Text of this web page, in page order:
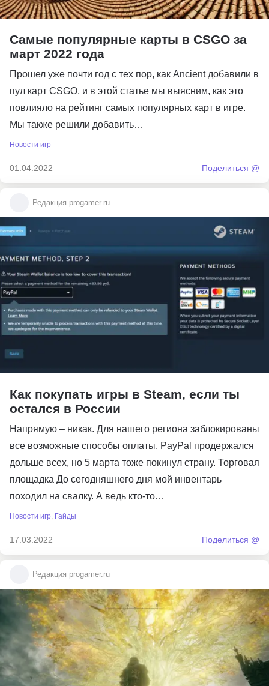
Самые популярные карты в CSGO за
март 2022 года
Прошел уже почти год с тех пор, как Ancient добавили в
пул карт CSGO, и в этой статье мы выясним, как это
повлияло на рейтинг самых популярных карт в игре.
Мы также решили добавить…
Новости игр
01.04.2022 Поделиться @
Редакция progamer.ru
Как покупать игры в Steam, если ты
остался в России
Напрямую – никак. Для нашего региона заблокированы
все возможные способы оплаты. PayPal продержался
дольше всех, но 5 марта тоже покинул страну. Торговая
площадка До сегодняшнего дня мой инвентарь
походил на свалку. А ведь кто-то…
Новости игр, Гайды
17.03.2022 Поделиться @
Редакция progamer.ru